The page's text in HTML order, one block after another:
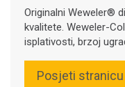
Originalni Weweler®
kvalitete. Weweler-
isplativosti, brzoj
Posjeti stranicu